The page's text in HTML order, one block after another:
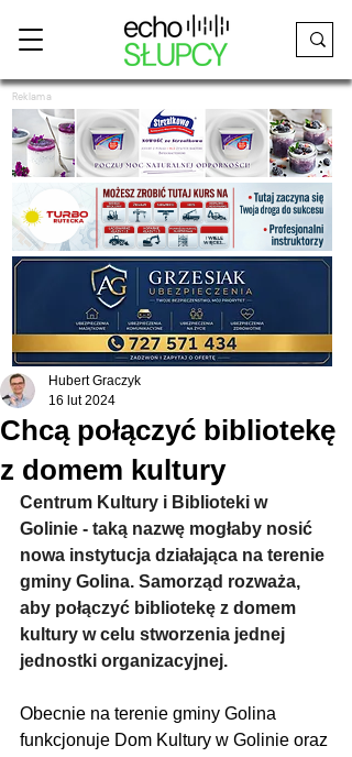
Reklama
Chcą połączyć bibliotekę
z domem kultury
Hubert Graczyk
16 lut 2024
Centrum Kultury i Biblioteki w
Golinie - taką nazwę mogłaby nosić
nowa instytucja działająca na terenie
gminy Golina. Samorząd rozważa,
aby połączyć bibliotekę z domem
kultury w celu stworzenia jednej
jednostki organizacyjnej.
Obecnie na terenie gminy Golina
funkcjonuje Dom Kultury w Golinie oraz